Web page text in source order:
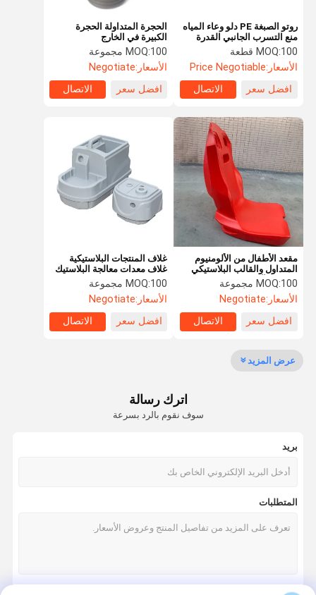
منزل
ضبط الجودة طلب اقتباس
طلاء الدوران
قوالب الألمنيوم الدورانية
روتو الصبغة PE دلو وعاء المياه
منع التسرب الجانبي القدرة
القوية على تحمل
MOQ:100 قطعة
الأسعار:Price Negotiable
افضل سعر
الاتصال
الحجرة المتداولة الحجرة
الكبيرة في الخارج
MOQ:100 مجموعة
الأسعار:Negotiate
افضل سعر
الاتصال
مقعد الأطفال من الألومنيوم
المتداول والقالب البلاستيكي
المقعد الآمن
MOQ:100 مجموعة
الأسعار:Negotiate
افضل سعر
الاتصال
غلاف المنتجات البلاستيكية
غلاف معدات معالجة البلاستيك
الدوار الكبيرة
MOQ:100 مجموعة
الأسعار:Negotiate
افضل سعر
الاتصال
عرض المزيد
اترك رسالة
سوف نقوم بالرد بسرعة
بريد
المتطلبات